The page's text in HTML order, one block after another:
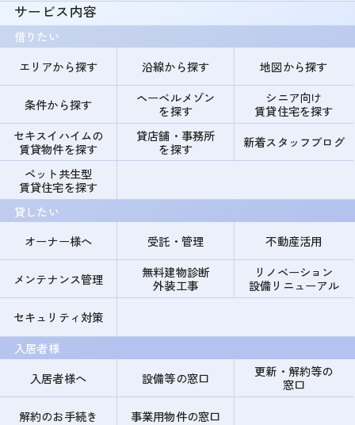
サービス内容
借りたい
エリアから探す
沿線から探す 地図から探す
条件から探す
ヘーベルメゾン
を探す
シニア向け
賃貸住宅を探す
セキスイハイムの
賃貸物件を探す
貸店舗・事務所
を探す
新着スタッフブログ
ペット共生型
賃貸住宅を探す
貸したい
オーナー様へ
受託・管理 不動産活用
メンテナンス管理
無料建物診断
外装工事
リノベーション
設備リニューアル
セキュリティ対策
入居者様
入居者様へ
設備等の窓口
更新・解約等の
窓口
解約のお手続き
事業用物件の窓口